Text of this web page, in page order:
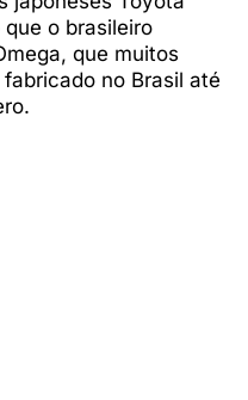
que o brasileiro
que muitos
no Brasil até